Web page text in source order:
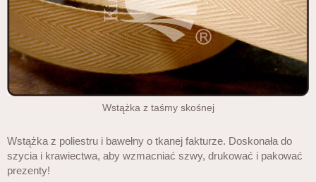
Wstążka z taśmy skośnej
Wstążka z poliestru i bawełny o tkanej fakturze. Doskonała do
szycia i krawiectwa, aby wzmacniać szwy, drukować i pakować
prezenty!